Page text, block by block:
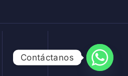
Contáctanos